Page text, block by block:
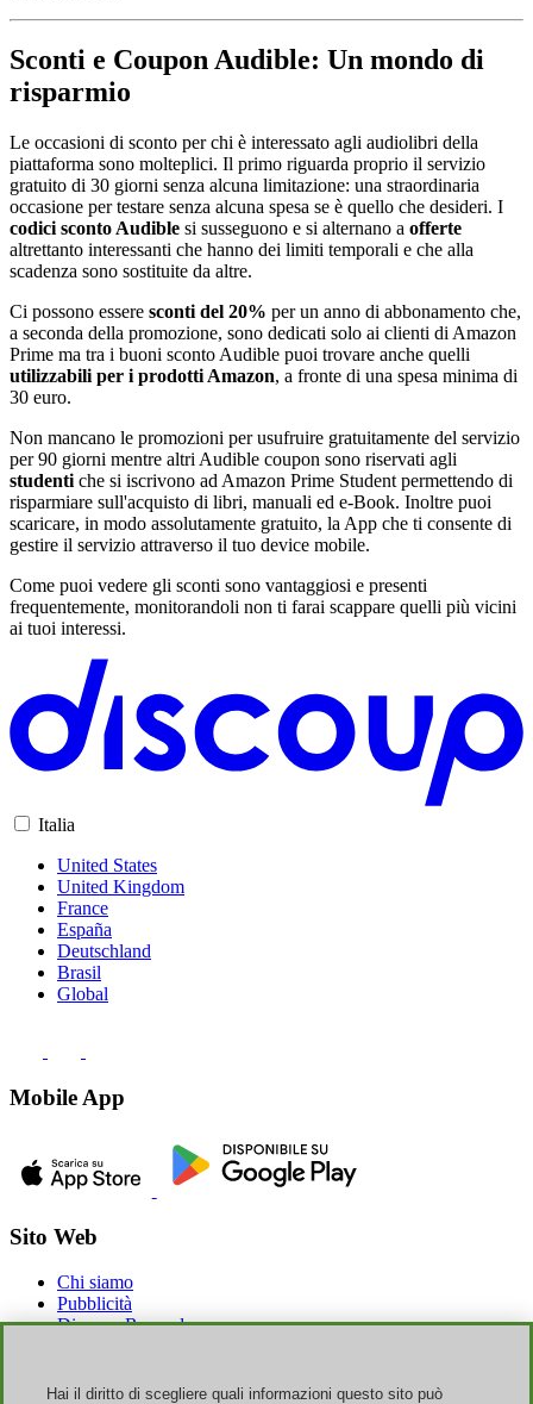
Sconti e Coupon Audible: Un mondo di
risparmio
Le occasioni di sconto per chi è interessato agli audiolibri della
piattaforma sono molteplici. Il primo riguarda proprio il servizio
gratuito di 30 giorni senza alcuna limitazione: una straordinaria
occasione per testare senza alcuna spesa se è quello che desideri. I
codici sconto Audible si susseguono e si alternano a offerte
altrettanto interessanti che hanno dei limiti temporali e che alla
scadenza sono sostituite da altre.
Ci possono essere sconti del 20% per un anno di abbonamento che,
a seconda della promozione, sono dedicati solo ai clienti di Amazon
Prime ma tra i buoni sconto Audible puoi trovare anche quelli
utilizzabili per i prodotti Amazon, a fronte di una spesa minima di
30 euro.
Non mancano le promozioni per usufruire gratuitamente del servizio
per 90 giorni mentre altri Audible coupon sono riservati agli
studenti che si iscrivono ad Amazon Prime Student permettendo di
risparmiare sull'acquisto di libri, manuali ed e-Book. Inoltre puoi
scaricare, in modo assolutamente gratuito, la App che ti consente di
gestire il servizio attraverso il tuo device mobile.
Come puoi vedere gli sconti sono vantaggiosi e presenti
frequentemente, monitorandoli non ti farai scappare quelli più vicini
ai tuoi interessi.
Italia
United States
United Kingdom
France
España
Deutschland
Brasil
Global
Mobile App
Sito Web
Chi siamo
Pubblicità
Discoup Rewards
T&C
Hai il diritto di scegliere quali informazioni questo sito può